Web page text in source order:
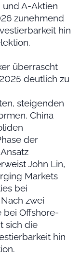
und A-Aktien
zunehmend
hin
überrascht
deutlich zu
steigenden
China
der
John Lin,
Markets
bei
zwei
bei Offshore-
sich die
hin